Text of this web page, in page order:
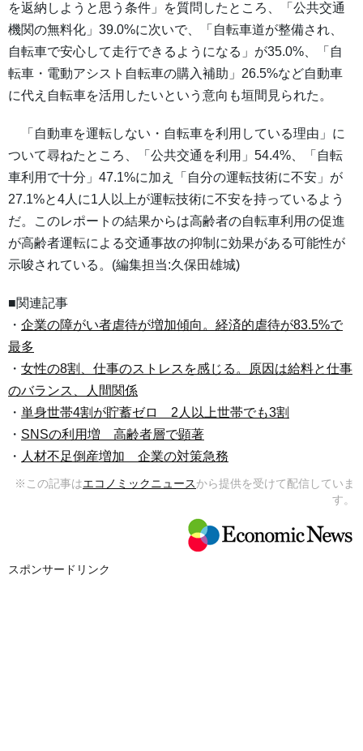
を返納しようと思う条件」を質問したところ、「公共交通
機関の無料化」39.0%に次いで、「自転車道が整備され、
自転車で安心して走行できるようになる」が35.0%、「自
転車・電動アシスト自転車の購入補助」26.5%など自動車
に代え自転車を活用したいという意向も垣間見られた。
「自動車を運転しない・自転車を利用している理由」に
ついて尋ねたところ、「公共交通を利用」54.4%、「自転
車利用で十分」47.1%に加え「自分の運転技術に不安」が
27.1%と4人に1人以上が運転技術に不安を持っているよう
だ。このレポートの結果からは高齢者の自転車利用の促進
が高齢者運転による交通事故の抑制に効果がある可能性が
示唆されている。(編集担当:久保田雄城)
■関連記事
・ 企業の障がい者虐待が増加傾向。経済的虐待が83.5%で
最多
・ 女性の8割、仕事のストレスを感じる。原因は給料と仕事
のバランス、人間関係
・ 単身世帯4割が貯蓄ゼロ 2人以上世帯でも3割
・ SNSの利用増 高齢者層で顕著
・ 人材不足倒産増加 企業の対策急務
※この記事はエコノミックニュースから提供を受けて配信していま
す。
スポンサードリンク